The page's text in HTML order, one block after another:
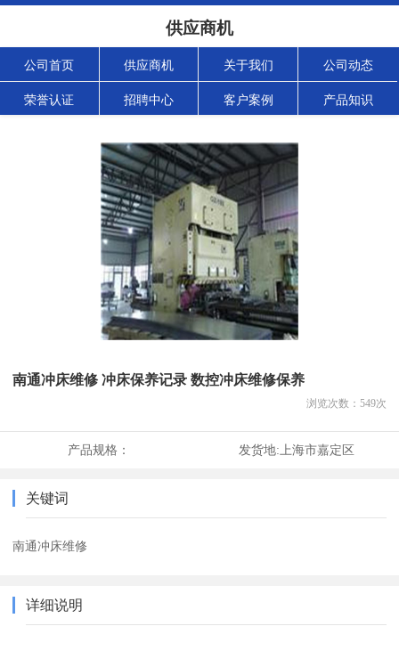
供应商机
公司首页 供应商机 关于我们 公司动态
荣誉认证 招聘中心 客户案例 产品知识
南通冲床维修 冲床保养记录 数控冲床维修保养
浏览次数： 549次
产品规格： 发货地: 上海市嘉定区
关键词
南通冲床维修
详细说明